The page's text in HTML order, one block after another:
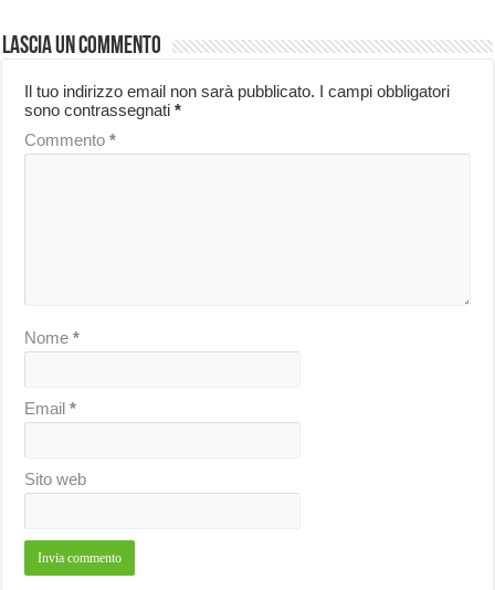
Lascia un commento
Il tuo indirizzo email non sarà pubblicato. I campi obbligatori
sono contrassegnati*
Commento*
Nome*
Email*
Sito web